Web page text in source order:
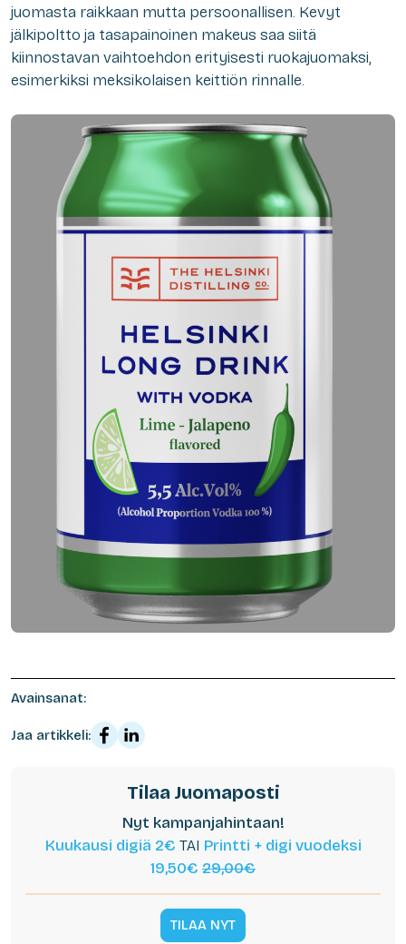
juomasta raikkaan mutta persoonallisen. Kevyt
jälkipoltto ja tasapainoinen makeus saa siitä
kiinnostavan vaihtoehdon erityisesti ruokajuomaksi,
esimerkiksi meksikolaisen keittiön rinnalle.
Avainsanat:
Jaa artikkeli:
Tilaa Juomaposti
Nyt kampanjahintaan!
Kuukausi digiä 2€ TAI Printti + digi vuodeksi
19,50€ 29,00€
TILAA NYT